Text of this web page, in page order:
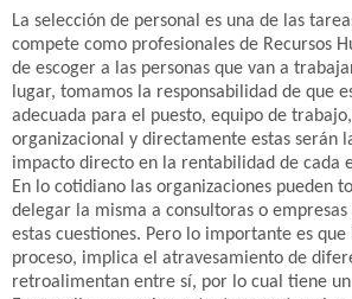
La selección de personal es una de las
compete como profesionales de Recursos
de escoger a las personas que van a
lugar, tomamos la responsabilidad de que
adecuada para el puesto, equipo de
organizacional y directamente estas serán
impacto directo en la rentabilidad de cada
En lo cotidiano las organizaciones pueden
delegar la misma a consultoras o empresas
estas cuestiones. Pero lo importante es
proceso, implica el atravesamiento de
retroalimentan entre sí, por lo cual tiene